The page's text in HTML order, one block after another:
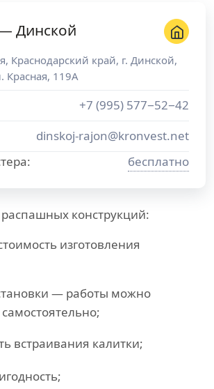
конструкций:
изготовления
— работы можно
встраивания калитки;
Динской
, Краснодарский край, г. Динской,
Красная, 119А
+7 (995) 577−52−42
dinskoj-rajon@kronvest.net
бесплатно